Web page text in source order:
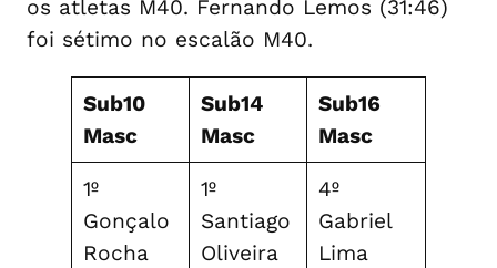
os atletas M40. Fernando Lemos (31:46)
foi sétimo no escalão M40.
Sub10
Masc
Sub14
Masc
Sub16
Masc
1º
Gonçalo
Rocha
1º
Santiago
Oliveira
4º
Gabriel
Lima